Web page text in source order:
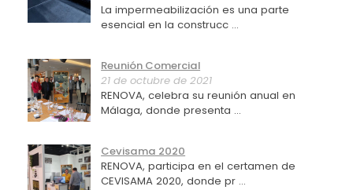
La impermeabilización es una parte
esencial en la construcc ...
Reunión Comercial
21 de octubre de 2021
RENOVA, celebra su reunión anual en
Málaga, donde presenta ...
Cevisama 2020
RENOVA, participa en el certamen de
CEVISAMA 2020, donde pr ...